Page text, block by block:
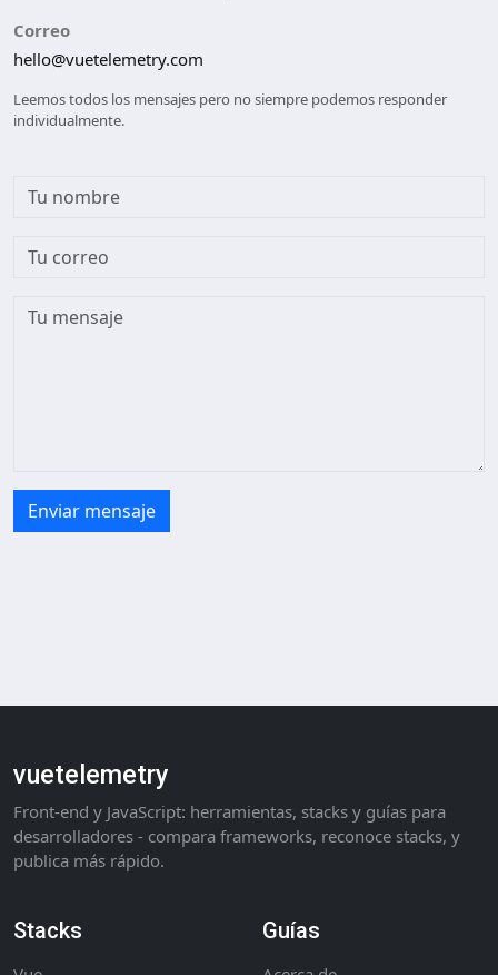
Correo
hello@vuetelemetry.com
Leemos todos los mensajes pero no siempre podemos responder
individualmente.
Enviar mensaje
vuetelemetry
Front-end y JavaScript: herramientas, stacks y guías para
desarrolladores - compara frameworks, reconoce stacks, y
publica más rápido.
Stacks Guías